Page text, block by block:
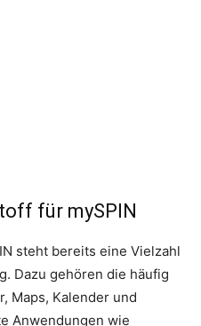
für mySPIN
steht bereits eine Vielzahl
Dazu gehören die häufig
Maps, Kalender und
Anwendungen wie